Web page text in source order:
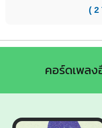
( 2
คอร์ดเพล